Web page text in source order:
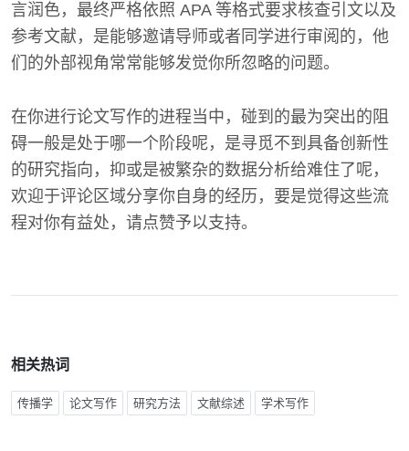
言润色，最终严格依照 APA 等格式要求核查引文以及
参考文献，是能够邀请导师或者同学进行审阅的，他
们的外部视角常常能够发觉你所忽略的问题。
在你进行论文写作的进程当中，碰到的最为突出的阻
碍一般是处于哪一个阶段呢，是寻觅不到具备创新性
的研究指向，抑或是被繁杂的数据分析给难住了呢，
欢迎于评论区域分享你自身的经历，要是觉得这些流
程对你有益处，请点赞予以支持。
相关热词
传播学 论文写作 研究方法 文献综述 学术写作